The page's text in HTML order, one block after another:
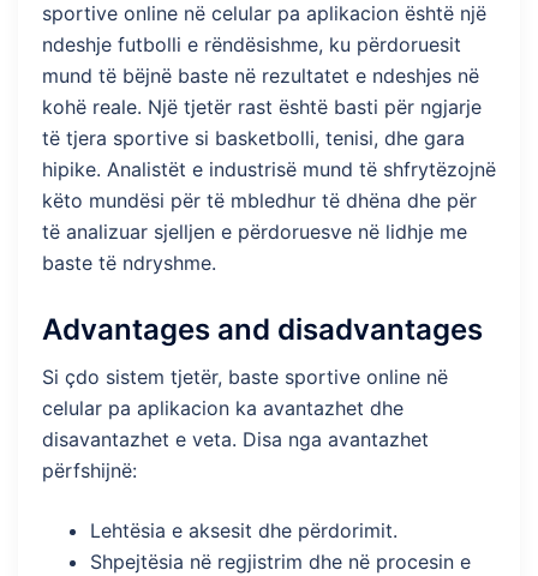
sportive online në celular pa aplikacion është një
ndeshje futbolli e rëndësishme, ku përdoruesit
mund të bëjnë baste në rezultatet e ndeshjes në
kohë reale. Një tjetër rast është basti për ngjarje
të tjera sportive si basketbolli, tenisi, dhe gara
hipike. Analistët e industrisë mund të shfrytëzojnë
këto mundësi për të mbledhur të dhëna dhe për
të analizuar sjelljen e përdoruesve në lidhje me
baste të ndryshme.
Advantages and disadvantages
Si çdo sistem tjetër, baste sportive online në
celular pa aplikacion ka avantazhet dhe
disavantazhet e veta. Disa nga avantazhet
përfshijnë:
Lehtësia e aksesit dhe përdorimit.
Shpejtësia në regjistrim dhe në procesin e